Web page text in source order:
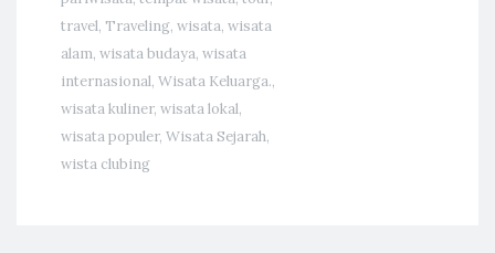
travel, Traveling, wisata, wisata
alam, wisata budaya, wisata
internasional, Wisata Keluarga.,
wisata kuliner, wisata lokal,
wisata populer, Wisata Sejarah,
wista clubing